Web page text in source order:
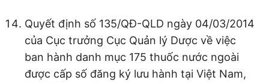
Quyết định số 135/QĐ-QLD ngày 04/03/2014
của Cục trưởng Cục Quản lý Dược về việc
ban hành danh mục 175 thuốc nước ngoài
được cấp số đăng ký lưu hành tại Việt Nam,